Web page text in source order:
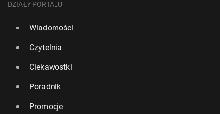
DZIAŁY PORTALU
Wiadomości
Czytelnia
Ciekawostki
Poradnik
Promocje